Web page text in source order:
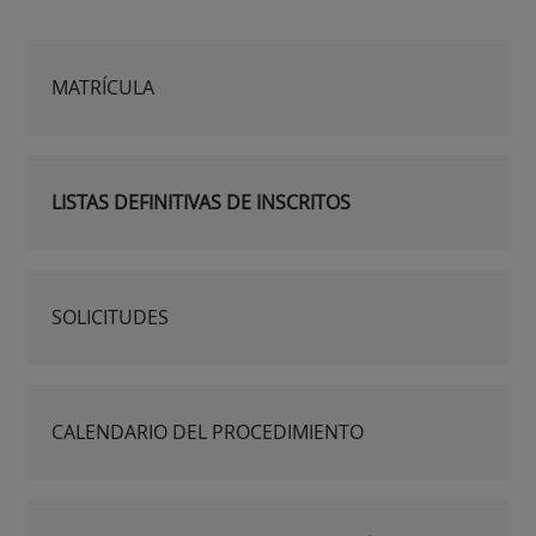
MATRÍCULA
LISTAS DEFINITIVAS DE INSCRITOS
SOLICITUDES
CALENDARIO DEL PROCEDIMIENTO